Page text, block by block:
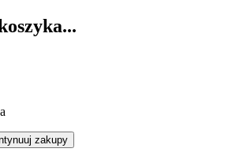
zakupy